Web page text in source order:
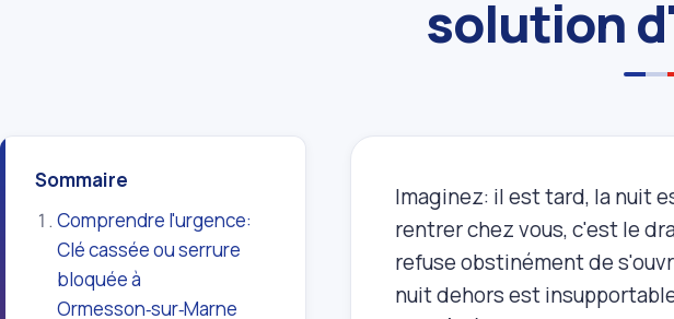
solution
Sommaire
Comprendre l'urgence:
Clé cassée ou serrure
bloquée à
Ormesson‑sur‑Marne
Imaginez: il est tard, la nuit
rentrer chez vous, c'est le
refuse obstinément de
nuit dehors est